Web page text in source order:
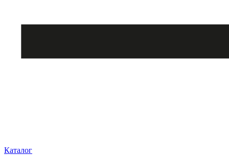
Каталог